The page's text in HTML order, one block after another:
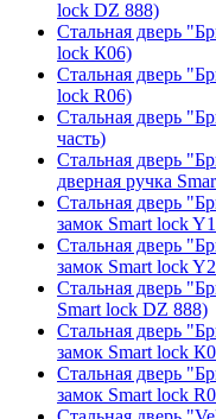
lock DZ 888)
Стальная дверь
lock К06)
Стальная дверь
lock R06)
Стальная дверь
часть)
Стальная дверь
дверная ручка
Стальная дверь
замок Smart lock
Стальная дверь
замок Smart lock
Стальная дверь
Smart lock DZ 888)
Стальная дверь
замок Smart lock
Стальная дверь
замок Smart lock